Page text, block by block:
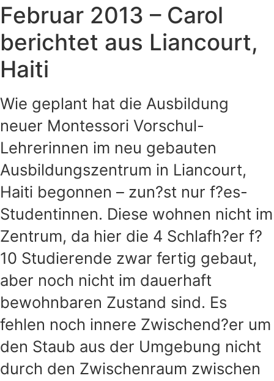
Februar 2013 – Carol
berichtet aus Liancourt,
Haiti
Wie geplant hat die Ausbildung
neuer Montessori Vorschul-
Lehrerinnen im neu gebauten
Ausbildungszentrum in Liancourt,
Haiti begonnen – zun?st nur f?es-
Studentinnen. Diese wohnen nicht im
Zentrum, da hier die 4 Schlafh?er f?
10 Studierende zwar fertig gebaut,
aber noch nicht im dauerhaft
bewohnbaren Zustand sind. Es
fehlen noch innere Zwischend?er um
den Staub aus der Umgebung nicht
durch den Zwischenraum zwischen